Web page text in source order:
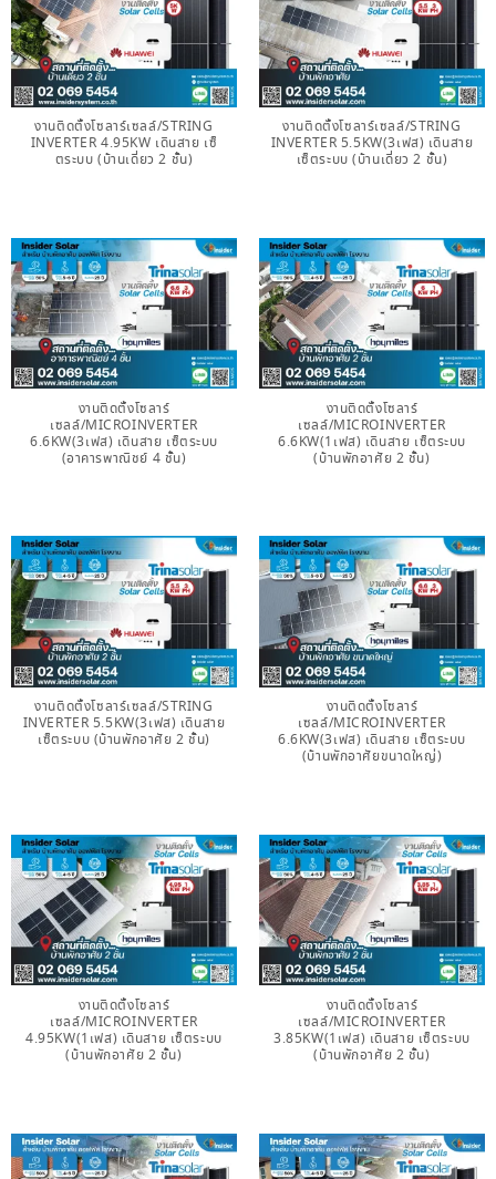
งานติดตั้งโซลาร์เซลล์/STRING
INVERTER 4.95KW เดินสาย เซ็
ตระบบ (บ้านเดี่ยว 2 ชั้น)
งานติดตั้งโซลาร์เซลล์/STRING
INVERTER 5.5KW(3เฟส) เดินสาย
เซ็ตระบบ (บ้านเดี่ยว 2 ชั้น)
งานติดตั้งโซลาร์
เซลล์/MICROINVERTER
6.6KW(3เฟส) เดินสาย เซ็ตระบบ
(อาคารพาณิชย์ 4 ชั้น)
งานติดตั้งโซลาร์
เซลล์/MICROINVERTER
6.6KW(1เฟส) เดินสาย เซ็ตระบบ
(บ้านพักอาศัย 2 ชั้น)
งานติดตั้งโซลาร์เซลล์/STRING
INVERTER 5.5KW(3เฟส) เดินสาย
เซ็ตระบบ (บ้านพักอาศัย 2 ชั้น)
งานติดตั้งโซลาร์
เซลล์/MICROINVERTER
6.6KW(3เฟส) เดินสาย เซ็ตระบบ
(บ้านพักอาศัยขนาดใหญ่)
งานติดตั้งโซลาร์
เซลล์/MICROINVERTER
4.95KW(1เฟส) เดินสาย เซ็ตระบบ
(บ้านพักอาศัย 2 ชั้น)
งานติดตั้งโซลาร์
เซลล์/MICROINVERTER
3.85KW(1เฟส) เดินสาย เซ็ตระบบ
(บ้านพักอาศัย 2 ชั้น)